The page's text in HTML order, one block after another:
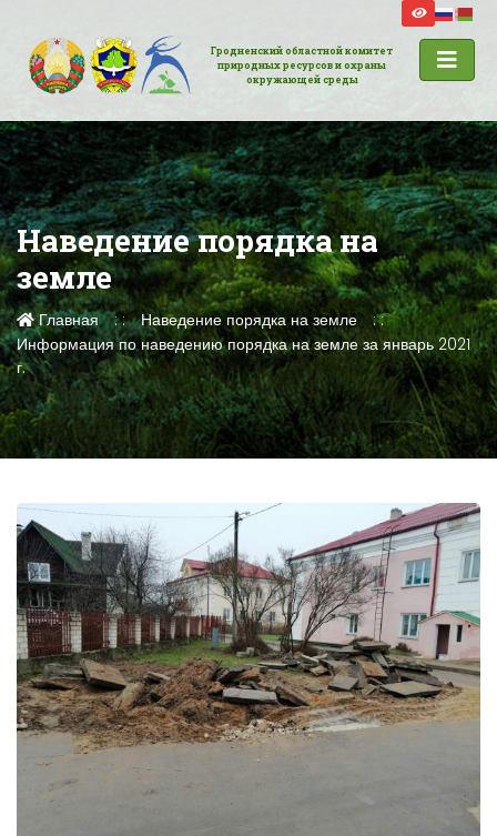
Гродненский областной комитет
природных ресурсов и охраны
окружающей среды
Наведение порядка на
земле
Главная
Наведение порядка на земле
Информация по наведению порядка на земле за январь 2021
г.